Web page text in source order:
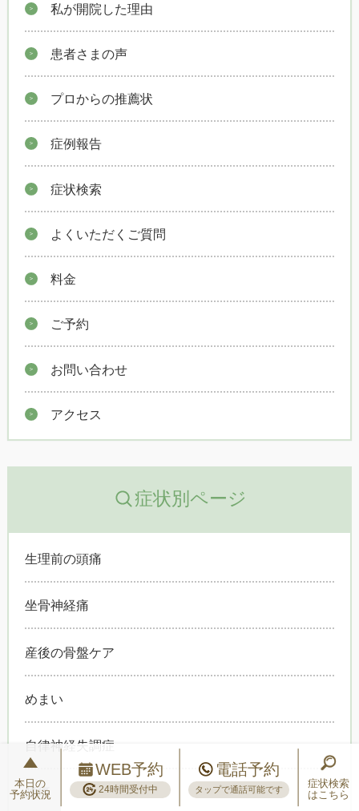
私が開院した理由
患者さまの声
プロからの推薦状
症例報告
症状検索
よくいただくご質問
料金
ご予約
お問い合わせ
アクセス
症状別ページ
生理前の頭痛
坐骨神経痛
産後の骨盤ケア
めまい
自律神経失調症
腰痛
本日の
予約状況
WEB予約
24時間受付中
電話予約
タップで通話可能です
症状検索
はこちら